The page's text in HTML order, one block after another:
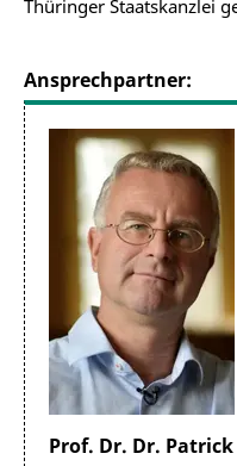
Thüringer Staatskanzlei
Ansprechpartner:
Prof. Dr. Dr. Patrick